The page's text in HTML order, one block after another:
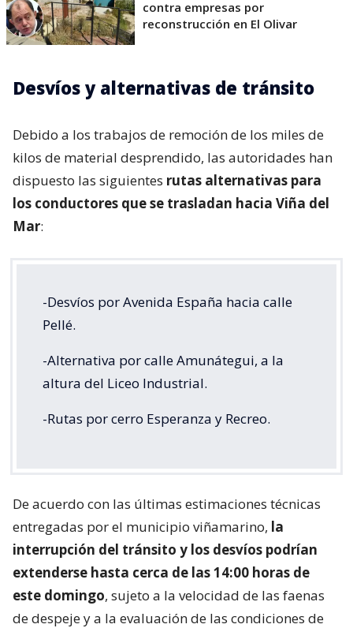
contra empresas por
reconstrucción en El Olivar
Desvíos y alternativas de tránsito
Debido a los trabajos de remoción de los miles de
kilos de material desprendido, las autoridades han
dispuesto las siguientes rutas alternativas para
los conductores que se trasladan hacia Viña del
Mar:
-Desvíos por Avenida España hacia calle
Pellé.
-Alternativa por calle Amunátegui, a la
altura del Liceo Industrial.
-Rutas por cerro Esperanza y Recreo.
De acuerdo con las últimas estimaciones técnicas
entregadas por el municipio viñamarino, la
interrupción del tránsito y los desvíos podrían
extenderse hasta cerca de las 14:00 horas de
este domingo, sujeto a la velocidad de las faenas
de despeje y a la evaluación de las condiciones de